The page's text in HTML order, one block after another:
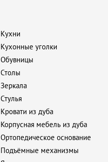
Кухни
Кухонные уголки
Обувницы
Столы
Зеркала
Стулья
Кровати из дуба
Корпусная мебель из дуба
Ортопедическое основание
Подъёмные механизмы